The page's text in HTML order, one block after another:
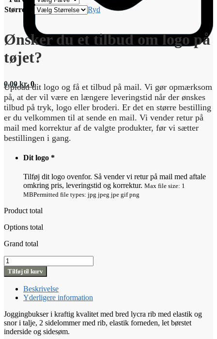
0,00 kr. 0
Størrelse
Ryd
Ønsker du et tilbud om logo på
tøjet?
Upload dit logo og få et tilbud på mail. Vi gør opmærksom
på, at der vil være en længere leveringstid når der ønskes
tilbud på tryk, logo eller broderi. Er det en større bestilling
er du velkommen til at sende en mail. Vi vender retur på
mail med korrektur af de valgte produkter, før vi sætter
bestillingen i gang.
Dit logo *
Tilføj dit logo ovenfor. Så vender vi retur på mail med aftale
omkring pris, leveringstid og korrektur. Max file size: 1
MBPermitted file types: jpg jpeg jpe gif png
Product total
Options total
Grand total
Long
Sweat
Pants
Junior
antal
Tilføj til kurv
Beskrivelse
Yderligere information
Joggingbukser i kraftig kvalitet med bred lycra rib med elastik og
snor i talje, 2 sidelommer med rib, elastik forneden, let børstet
inderside og sidesøm.